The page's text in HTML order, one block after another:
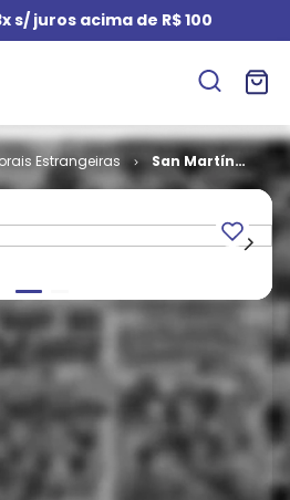
s/ juros acima de R$ 100
Estrangeiras
San Martín
por Breccia